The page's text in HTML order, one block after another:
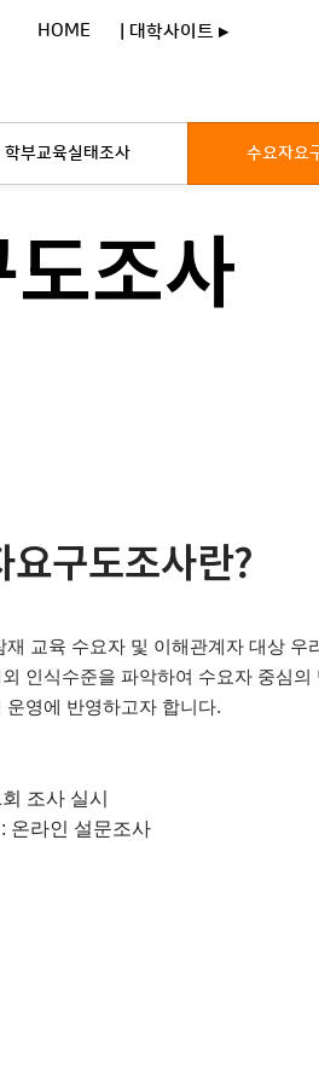
HOME | 대학사이트 ▸
학부교육실태조사 수요자요
조사
요구도조사란?
재 교육 수요자 및 이해관계자 대상
인식수준을 파악하여 수요자 중심
운영에 반영하고자 합니다.
조사 실시
온라인 설문조사